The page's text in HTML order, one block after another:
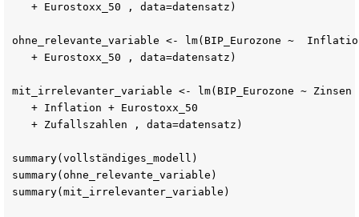
   + Eurostoxx_50 , data=datensatz)
ohne_relevante_variable <- lm(BIP_Eurozone ~
   + Eurostoxx_50 , data=datensatz)
mit_irrelevanter_variable <- lm(BIP_Eurozone ~ Zinsen
   + Inflation + Eurostoxx_50
   + Zufallszahlen , data=datensatz)
summary(vollständiges_modell)
summary(ohne_relevante_variable)
summary(mit_irrelevanter_variable)